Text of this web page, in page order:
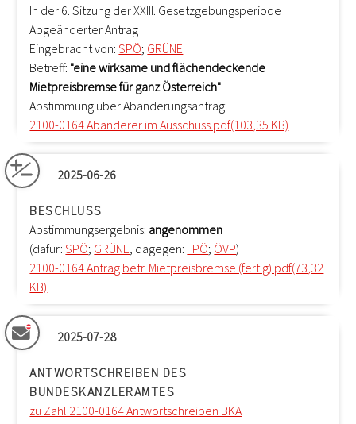
In der 6. Sitzung der XXIII. Gesetzgebungsperiode
Abgeänderter Antrag
Eingebracht von:SPÖ; GRÜNE
Betreff: "eine wirksame und flächendeckende
Mietpreisbremse für ganz Österreich"
Abstimmung über Abänderungsantrag:
2100-0164 Abänderer im Ausschuss.pdf(103,35 KB)
2025-06-26
BESCHLUSS
Abstimmungsergebnis: angenommen
(dafür:SPÖ; GRÜNE, dagegen: FPÖ; ÖVP)
2100-0164 Antrag betr. Mietpreisbremse (fertig).pdf(73,32
KB)
2025-07-28
ANTWORTSCHREIBEN DES
BUNDESKANZLERAMTES
zu Zahl 2100-0164 Antwortschreiben BKA